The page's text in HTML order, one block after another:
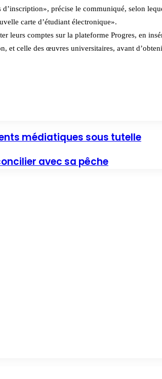
précise le communiqué, selon
carte d’étudiant électronique».
leurs comptes sur la plateforme Progres, en
et celle des œuvres universitaires, avant
médiatiques sous tutelle
avec sa pêche